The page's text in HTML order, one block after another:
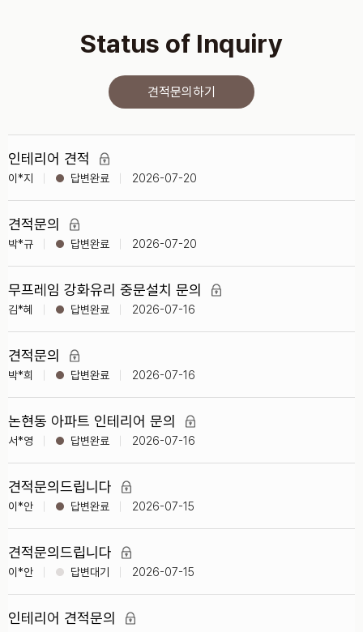
Status of Inquiry
견적문의하기
인테리어 견적
이*지 2026-07-20
견적문의
박*규 2026-07-20
무프레임 강화유리 중문설치 문의
김*혜 2026-07-16
견적문의
박*희 2026-07-16
논현동 아파트 인테리어 문의
서*영 2026-07-16
견적문의드립니다
이*안 2026-07-15
견적문의드립니다
이*안 2026-07-15
인테리어 견적문의